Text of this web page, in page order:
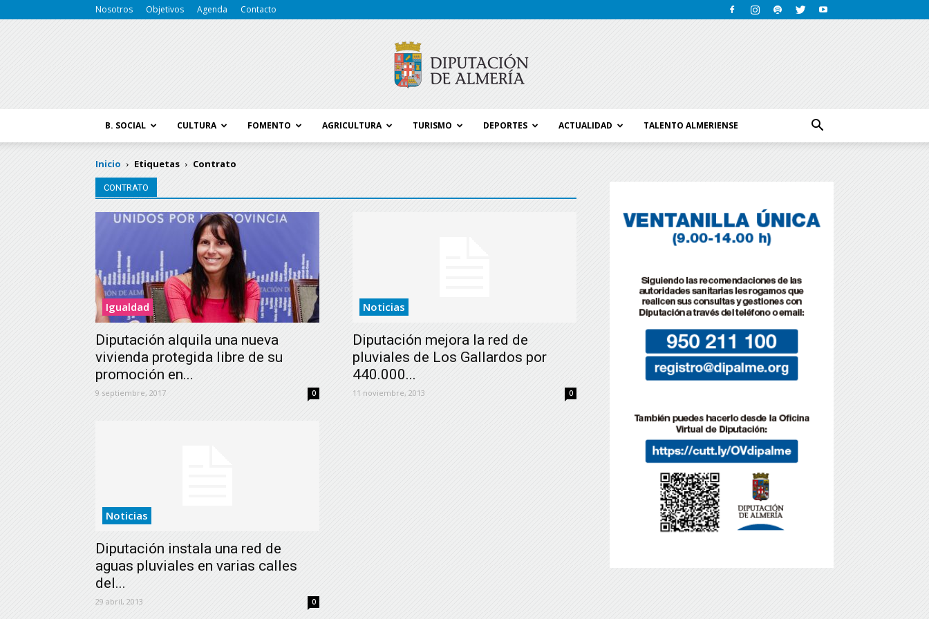
Nosotros Objetivos Agenda Contacto
B. SOCIAL CULTURA FOMENTO AGRICULTURA TURISMO DEPORTES ACTUALIDAD TALENTO ALMERIENSE
Inicio Etiquetas Contrato
CONTRATO
Igualdad
Diputación alquila una nueva
vivienda protegida libre de su
promoción en...
9 septiembre, 2017 0
Noticias
Diputación mejora la red de
pluviales de Los Gallardos por
440.000...
11 noviembre, 2013 0
Noticias
Diputación instala una red de
aguas pluviales en varias calles
del...
29 abril, 2013 0